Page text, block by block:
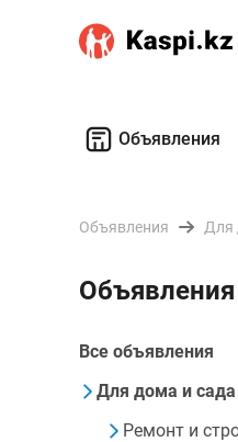
Объявления
Объявления Для
Все объявления
Для дома и сада
Ремонт и